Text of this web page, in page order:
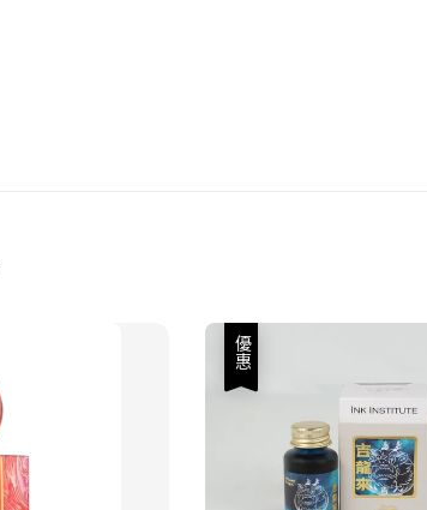
優惠